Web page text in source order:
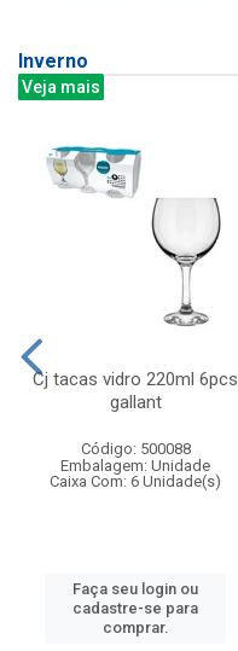
Inverno
Veja mais
Cj tacas vidro 220ml 6pcs
gallant
Código: 500088
Embalagem: Unidade
Caixa Com: 6 Unidade(s)
Faça seu login ou
cadastre-se para
comprar.